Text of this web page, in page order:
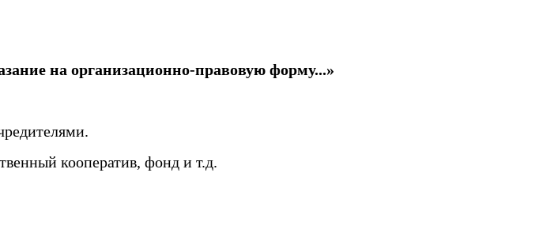
на организационно-правовую форму...»
кооператив, фонд и т.д.